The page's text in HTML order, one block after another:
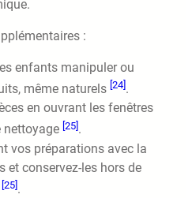
:
enfants manipuler ou
même naturels [24] .
en ouvrant les fenêtres
nettoyage [25].
vos préparations avec la
et conservez-les hors de
[25].